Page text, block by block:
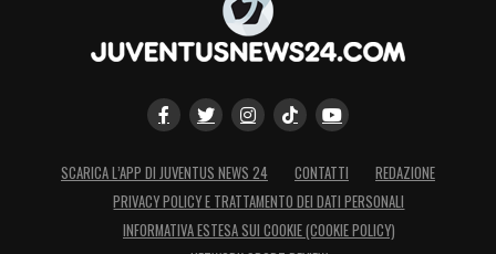
SCARICA L’APP DI JUVENTUS NEWS 24 CONTATTI
REDAZIONE
PRIVACY POLICY E TRATTAMENTO DEI DATI PERSONALI
INFORMATIVA ESTESA SUI COOKIE (COOKIE POLICY)